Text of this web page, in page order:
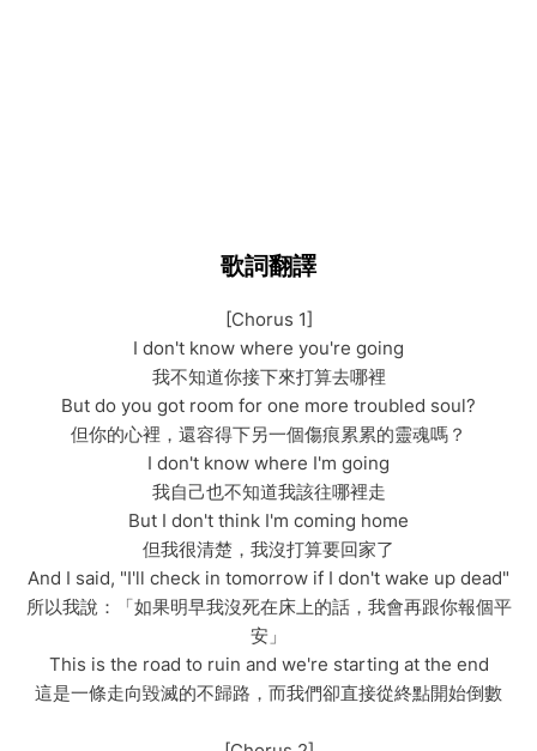
歌詞翻譯
[Chorus 1]
I don't know where you're going
我不知道你接下來打算去哪裡
But do you got room for one more troubled soul?
但你的心裡，還容得下另一個傷痕累累的靈魂嗎？
I don't know where I'm going
我自己也不知道我該往哪裡走
But I don't think I'm coming home
但我很清楚，我沒打算要回家了
And I said, "I'll check in tomorrow if I don't wake up dead"
所以我說：「如果明早我沒死在床上的話，我會再跟你報個平
安」
This is the road to ruin and we're starting at the end
這是一條走向毀滅的不歸路，而我們卻直接從終點開始倒數